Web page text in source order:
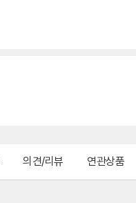
의견/리뷰 연관상품